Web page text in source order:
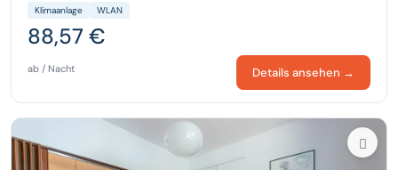
Klimaanlage WLAN
88,57 €
ab / Nacht Details ansehen →